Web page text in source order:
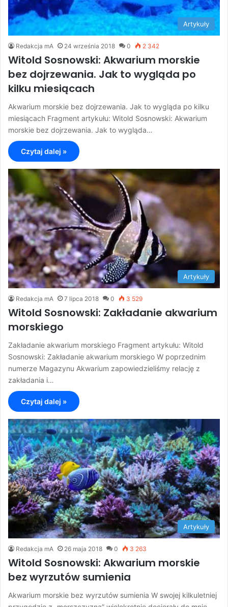
Artykuły
Redakcja mA 24 września 2018 0 2 342
Witold Sosnowski: Akwarium morskie
bez dojrzewania. Jak to wygląda po
kilku miesiącach
Akwarium morskie bez dojrzewania. Jak to wygląda po kilku
miesiącach Fragment artykułu: Witold Sosnowski: Akwarium
morskie bez dojrzewania. Jak to wygląda…
Czytaj dalej »
Artykuły
Redakcja mA 7 lipca 2018 0 3 529
Witold Sosnowski: Zakładanie akwarium
morskiego
Zakładanie akwarium morskiego Fragment artykułu: Witold
Sosnowski: Zakładanie akwarium morskiego W poprzednim
numerze Magazynu Akwarium zapowiedzieliśmy relację z
zakładania i…
Czytaj dalej »
Artykuły
Redakcja mA 26 maja 2018 0 3 263
Witold Sosnowski: Akwarium morskie
bez wyrzutów sumienia
Akwarium morskie bez wyrzutów sumienia W swojej kilkuletniej